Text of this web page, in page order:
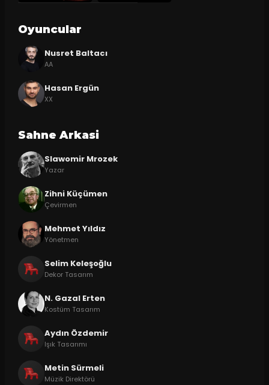
Oyuncular
Nusret Baltacı
AA
Hasan Ergün
XX
Sahne Arkasi
Slawomir Mrozek
Yazar
Zihni Küçümen
Çevirmen
Mehmet Yıldız
Yönetmen
Selim Keleşoğlu
Dekor Tasarım
N. Gazal Erten
Kostüm Tasarım
Aydın Özdemir
Işık Tasarımı
Metin Sürmeli
Müzik Direktörü